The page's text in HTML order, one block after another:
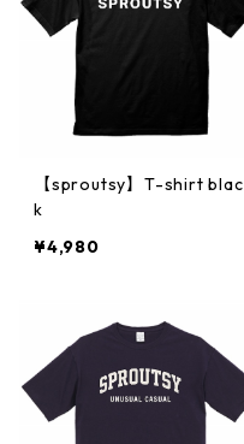
【sproutsy】T-shirt blac
k
¥4,980